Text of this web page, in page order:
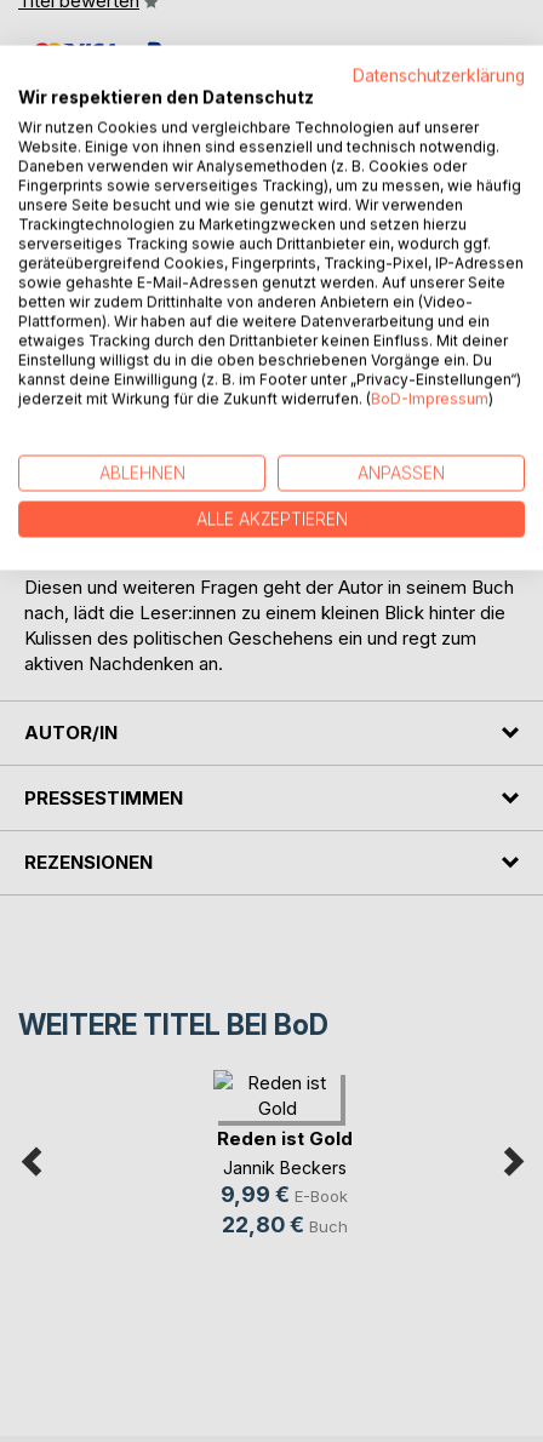
BESCHREIBUNG
Gefährden eine allgemeine Verdrossenheit und perfide
betriebener (rechter) Populismus unsere Demokratie?
Oder beschleunigen sie nur eine generelle Entwicklung?
Was tragen die etablierten Parteien selbst dazu bei? Wie
haben sich ihre Strukturen und die Rahmenbedingungen
verändert? Haben wir am Ende als Gesellschaft
überzogene Erwartungen an die Politik? Welche Rolle spielt
gemeint? Wie funktioniert er und warum sind Populist:innen
in vielen Punkten erschreckend erfolgreich? Wie ist in
diesem Kontext die AfD einzuordnen? Wie können wir den
aktuellen Entwicklungen entgegentreten?
Diesen und weiteren Fragen geht der Autor in seinem Buch
nach, lädt die Leser:innen zu einem kleinen Blick hinter die
Kulissen des politischen Geschehens ein und regt zum
aktiven Nachdenken an.
AUTOR/IN
PRESSESTIMMEN
REZENSIONEN
WEITERE TITEL BEI BoD
Reden ist Gold
Jannik Beckers
9,99 € E-Book
22,80 € Buch
Datenschutzerklärung
Wir respektieren den Datenschutz
Wir nutzen Cookies und vergleichbare Technologien auf unserer
Website. Einige von ihnen sind essenziell und technisch notwendig.
Daneben verwenden wir Analysemethoden (z. B. Cookies oder
Fingerprints sowie serverseitiges Tracking), um zu messen, wie häufig
unsere Seite besucht und wie sie genutzt wird. Wir verwenden
Trackingtechnologien zu Marketingzwecken und setzen hierzu
serverseitiges Tracking sowie auch Drittanbieter ein, wodurch ggf.
geräteübergreifend Cookies, Fingerprints, Tracking-Pixel, IP-Adressen
sowie gehashte E-Mail-Adressen genutzt werden. Auf unserer Seite
betten wir zudem Drittinhalte von anderen Anbietern ein (Video-
Plattformen). Wir haben auf die weitere Datenverarbeitung und ein
etwaiges Tracking durch den Drittanbieter keinen Einfluss. Mit deiner
Einstellung willigst du in die oben beschriebenen Vorgänge ein. Du
kannst deine Einwilligung (z. B. im Footer unter „Privacy-Einstellungen“)
jederzeit mit Wirkung für die Zukunft widerrufen. (BoD-Impressum)
ABLEHNEN ANPASSEN
ALLE AKZEPTIEREN